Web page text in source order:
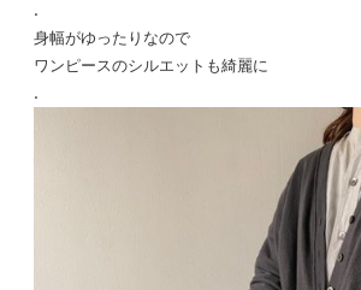
.
身幅がゆったりなので
ワンピースのシルエットも綺麗に
.